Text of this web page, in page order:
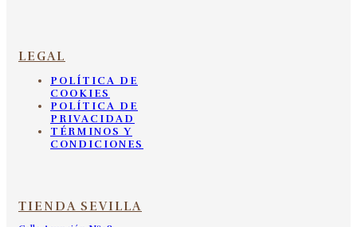
LEGAL
POLÍTICA DE
COOKIES
POLÍTICA DE
PRIVACIDAD
TÉRMINOS Y
CONDICIONES
TIENDA SEVILLA